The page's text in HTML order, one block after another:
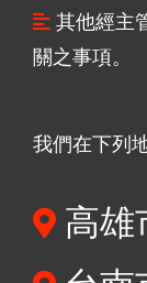
其他經主
關之事項。
我們在下列
高雄